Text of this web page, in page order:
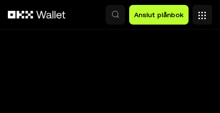
Anslut plånbok